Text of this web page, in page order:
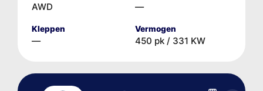
AWD —
Kleppen
—
Vermogen
450 pk / 331 KW